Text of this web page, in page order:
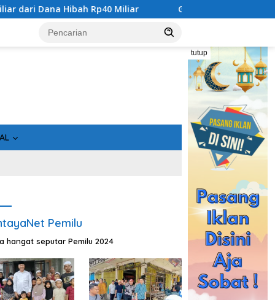
Rp40 Miliar Gandeng Bidan Sean, SMSI Kalteng
tutup
Pemilu
hangat seputar Pemilu 2024